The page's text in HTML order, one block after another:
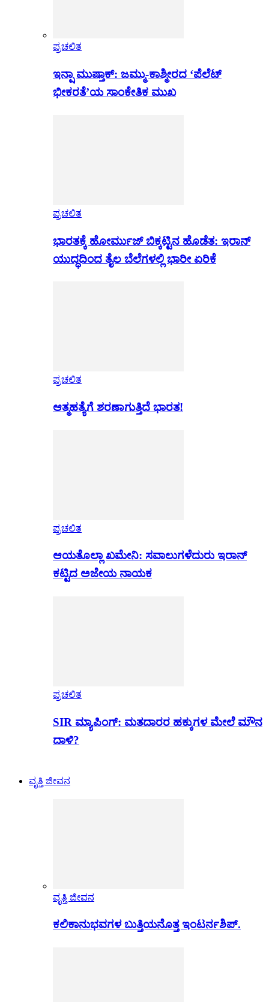
ಪ್ರಚಲಿತ
ಇನ್ಷಾ ಮುಷ್ತಾಕ್: ಜಮ್ಮು-ಕಾಶ್ಮೀರದ ‘ಪೆಲೆಟ್
ಭೀಕರತೆ’ಯ ಸಾಂಕೇತಿಕ ಮುಖ
ಪ್ರಚಲಿತ
ಭಾರತಕ್ಕೆ ಹೋರ್ಮುಜ್ ಬಿಕ್ಕಟ್ಟಿನ ಹೊಡೆತ: ಇರಾನ್
ಯುದ್ಧದಿಂದ ತೈಲ ಬೆಲೆಗಳಲ್ಲಿ ಭಾರೀ ಏರಿಕೆ
ಪ್ರಚಲಿತ
ಆತ್ಮಹತ್ಯೆಗೆ ಶರಣಾಗುತ್ತಿದೆ ಭಾರತ!
ಪ್ರಚಲಿತ
ಆಯತೊಲ್ಲಾ ಖಮೇನಿ: ಸವಾಲುಗಳೆದುರು ಇರಾನ್
ಕಟ್ಟಿದ ಅಜೇಯ ನಾಯಕ
ಪ್ರಚಲಿತ
SIR ಮ್ಯಾಪಿಂಗ್: ಮತದಾರರ ಹಕ್ಕುಗಳ ಮೇಲೆ ಮೌನ
ದಾಳಿ?
ವೃತ್ತಿ ಜೀವನ
ವೃತ್ತಿ ಜೀವನ
ಕಲಿಕಾನುಭವಗಳ ಬುತ್ತಿಯನೊತ್ತ ಇಂಟರ್ನಶಿಪ್.